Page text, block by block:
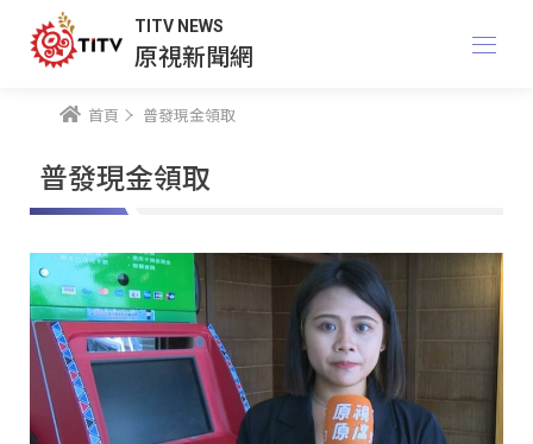
TITV NEWS
原視新聞網
首頁 普發現金領取
普發現金領取